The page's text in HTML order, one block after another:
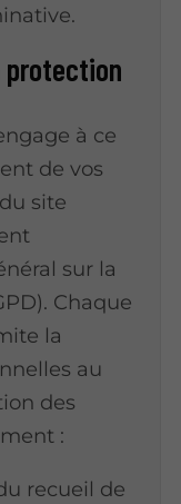
protection
à ce
de vos
site
sur la
Chaque
la
au
des
:
recueil de